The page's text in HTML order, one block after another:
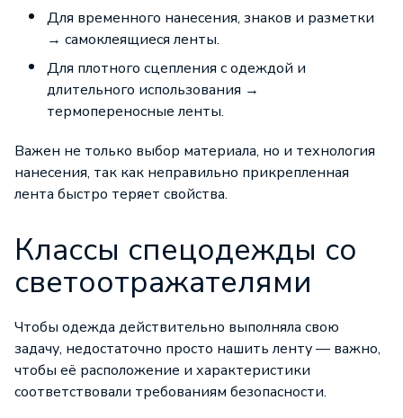
Для временного нанесения, знаков и разметки
→ самоклеящиеся ленты.
Для плотного сцепления с одеждой и
длительного использования →
термопереносные ленты.
Важен не только выбор материала, но и технология
нанесения, так как неправильно прикрепленная
лента быстро теряет свойства.
Классы спецодежды со
светоотражателями
Чтобы одежда действительно выполняла свою
задачу, недостаточно просто нашить ленту — важно,
чтобы её расположение и характеристики
соответствовали требованиям безопасности.